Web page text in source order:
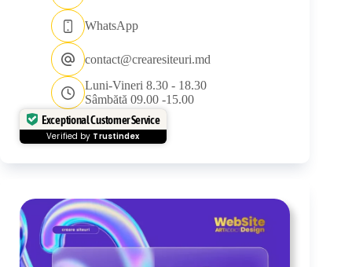
WhatsApp
contact@crearesiteuri.md
Luni-Vineri 8.30 - 18.30
Sâmbătă 09.00 -15.00
Exceptional Customer Service
Verified by Trustindex